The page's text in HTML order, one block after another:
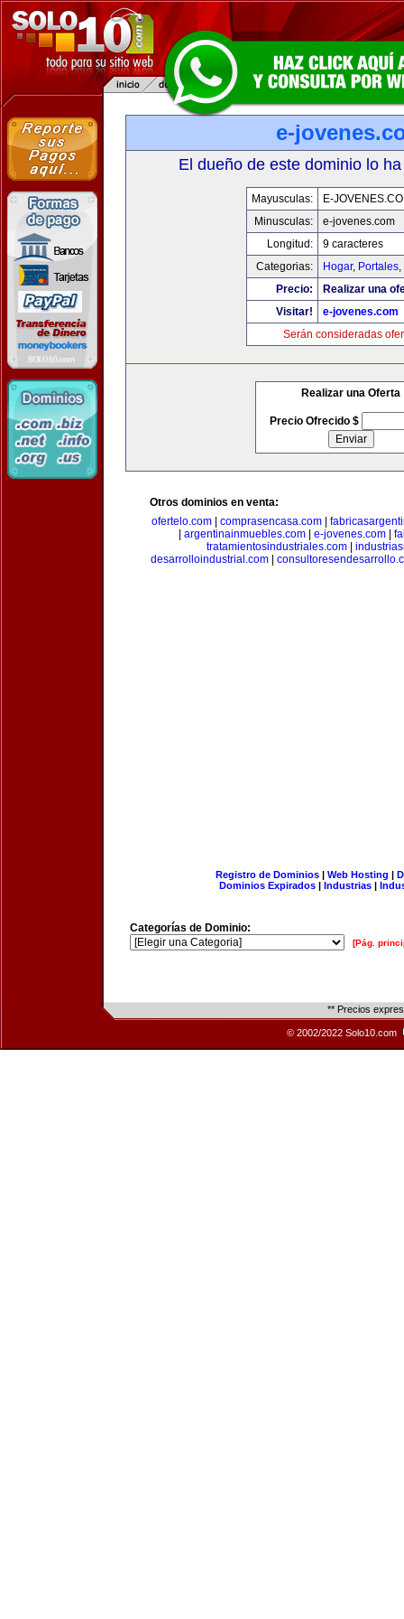
e-
El dueño de este dominio lo
Mayusculas:
E-
Minusculas:
e-jovenes.com
Longitud:
9 caracteres
Categorias:
Hogar, Portales,
Precio:
Realizar una
Visitar!
e-jovenes.com
Serán consideradas
Realizar una Oferta
Precio Ofrecido $
Otros dominios en venta:
ofertelo.com| comprasencasa.com|
argentinainmuebles.com| e-jovenes.com|
tratamientosindustriales.com
desarrolloindustrial.com|
Registro de Dominios| Web Hosting |
Dominios Expirados | Industrias |
Categorías de Dominio:
[Pág.
** Precios
© 2002/2022 Solo10.com